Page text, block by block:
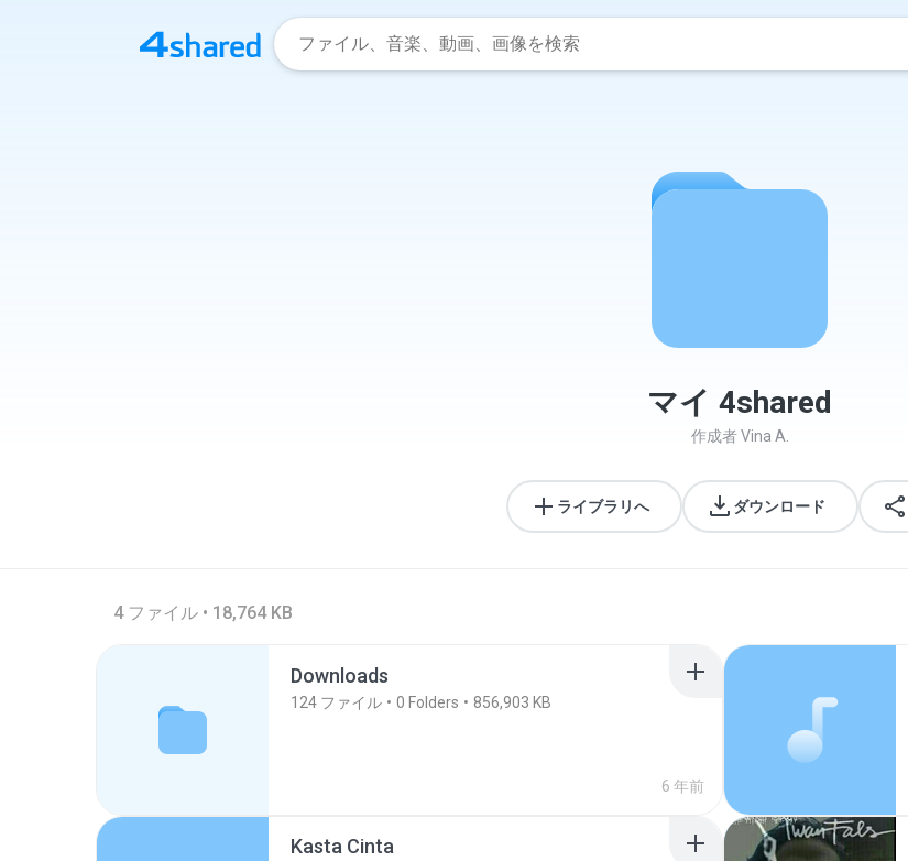
マイ 4shared
作成者Vina A.
ライブラリへ ダウンロード
4 ファイル • 18,764 KB
Downloads
124 ファイル 0 Folders 856,903 KB
6 年前
Kasta Cinta